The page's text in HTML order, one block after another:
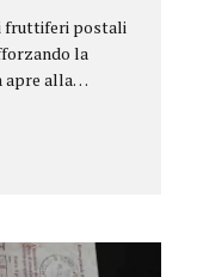
fruttiferi postali
la
apre alla